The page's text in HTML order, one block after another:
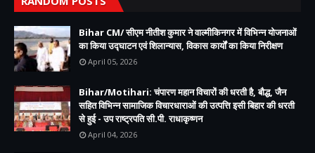
Bihar CM/ सीएम नीतीश कुमार ने वाल्मीकिनगर में विभिन्न योजनाओं
का किया उद्घाटन एवं शिलान्यास, विकास कार्यों का किया निरीक्षण
April 05, 2026
Bihar/Motihari: चंपारण महान विचारों की धरती है, बौद्ध, जैन
सहित विभिन्न सामाजिक विचारधाराओं की उत्पत्ति इसी बिहार की धरती
से हुई - उप राष्ट्रपति सी.पी. राधाकृष्णन
April 04, 2026